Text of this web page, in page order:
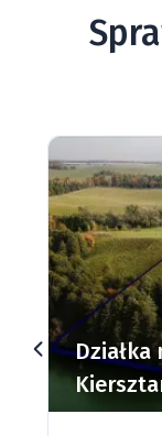
Działki